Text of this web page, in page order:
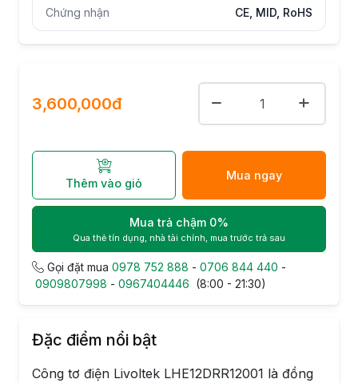
Chứng nhận CE, MID, RoHS
3,600,000đ
Thêm vào giỏ
Mua ngay
Mua trả chậm 0%
Qua thẻ tín dụng, nhà tài chính, mua trước trả sau
Gọi đặt mua 0978 752 888 - 0706 844 440 -
0909807998 - 0967404446 (8:00 - 21:30)
Đặc điểm nổi bật
Công tơ điện Livoltek LHE12DRR12001 là đồng